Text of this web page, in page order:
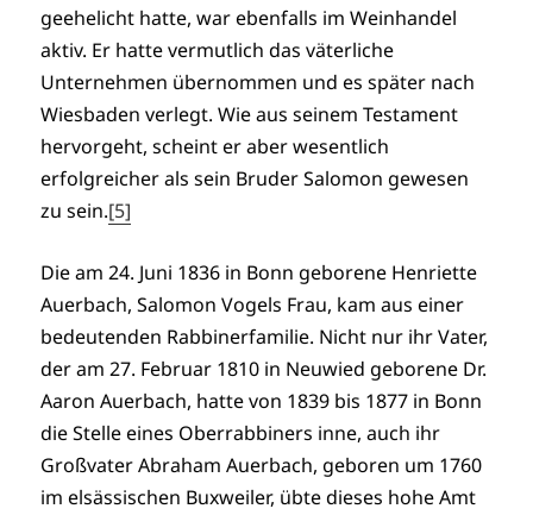
geehelicht hatte, war ebenfalls im Weinhandel
aktiv. Er hatte vermutlich das väterliche
Unternehmen übernommen und es später nach
Wiesbaden verlegt. Wie aus seinem Testament
hervorgeht, scheint er aber wesentlich
erfolgreicher als sein Bruder Salomon gewesen
zu sein.[5]
Die am 24. Juni 1836 in Bonn geborene Henriette
Auerbach, Salomon Vogels Frau, kam aus einer
bedeutenden Rabbinerfamilie. Nicht nur ihr Vater,
der am 27. Februar 1810 in Neuwied geborene Dr.
Aaron Auerbach, hatte von 1839 bis 1877 in Bonn
die Stelle eines Oberrabbiners inne, auch ihr
Großvater Abraham Auerbach, geboren um 1760
im elsässischen Buxweiler, übte dieses hohe Amt